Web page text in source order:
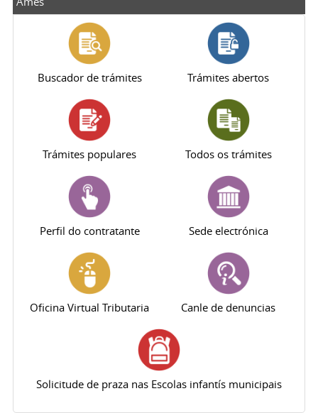
Buscador de trámites Trámites abertos
Trámites populares Todos os trámites
Perfil do contratante Sede electrónica
Oficina Virtual Tributaria Canle de denuncias
Solicitude de praza nas Escolas infantís municipais